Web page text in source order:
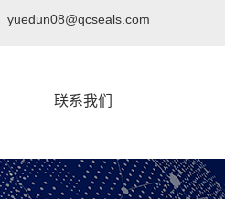
yuedun08@qcseals.com
联系我们